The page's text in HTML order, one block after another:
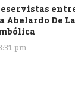
Abelardo De
pm